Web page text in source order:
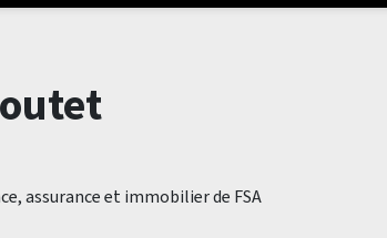
assurance et immobilier de FSA